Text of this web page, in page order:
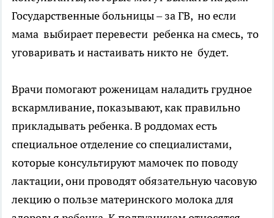
Государственные больницы – за ГВ, но если
мама выбирает перевести ребенка на смесь, то
уговаривать и настаивать никто не будет.
Врачи помогают роженицам наладить грудное
вскармливание, показывают, как правильно
прикладывать ребенка. В роддомах есть
специальное отделение со специалистами,
которые консультируют мамочек по поводу
лактации, они проводят обязательную часовую
лекцию о пользе материнского молока для